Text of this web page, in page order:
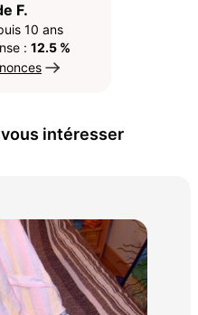
F.
10 ans
: 12.5 %
intéresser